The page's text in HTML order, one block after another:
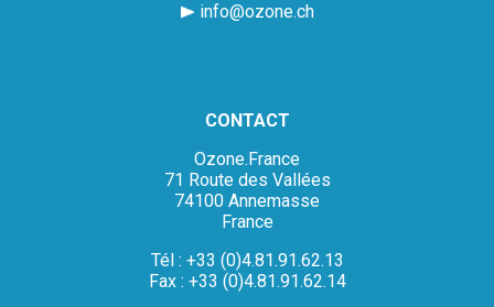
info@ozone.ch
CONTACT
Ozone.France
71 Route des Vallées
74100 Annemasse
France
Tél : +33 (0)4.81.91.62.13
Fax : +33 (0)4.81.91.62.14